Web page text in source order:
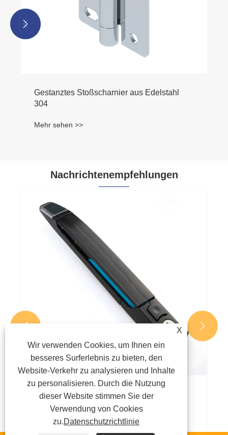


Nachrichtenempfehlungen
Wie verbessert ein
Stangensteuerungsschloss die Sicherheit
und Effizienz von Industrietoren?
Mehr sehen >>
 
X
Wir verwenden Cookies, um Ihnen ein
besseres Surferlebnis zu bieten, den
Website-Verkehr zu analysieren und Inhalte
zu personalisieren. Durch die Nutzung
dieser Website stimmen Sie der
Verwendung von Cookies
zu.Datenschutzrichtlinie